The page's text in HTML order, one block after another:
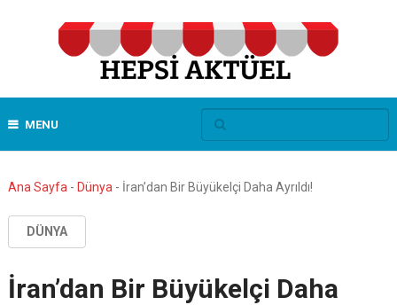
MENU
Ana Sayfa - Dünya - İran’dan Bir Büyükelçi Daha Ayrıldı!
DÜNYA
İran’dan Bir Büyükelçi Daha